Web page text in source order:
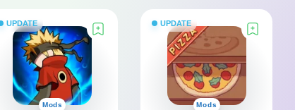
UPDATE
Mods
UPDATE
Mods